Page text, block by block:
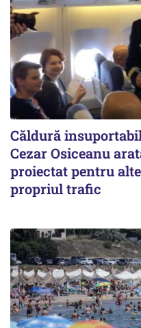
Căldură
Cezar Osiceanu
proiectat pentru
propriul trafic